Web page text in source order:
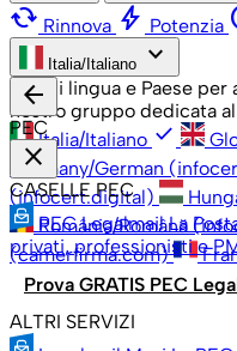
cached Rinnova bolt Potenzia
Italia/Italiano keyboard_arrow_down
Scegli lingua e Paese
nostro gruppo dedicata
Italia/Italiano check
Germany/German
(infocert.digital)
România/Română
(camerfirma.com)
arrow_back
PEC
close
CASELLE PEC
PEC Legalmail La
privati, professionisti e
Prova GRATIS PEC
ALTRI SERVIZI